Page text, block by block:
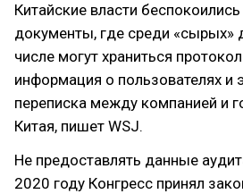
Китайские власти
документы, где среди «сырых»
числе могут храниться
информация о пользователях и
переписка между компанией и
Китая, пишет WSJ.
Не предоставлять данные
2020 году Конгресс принял